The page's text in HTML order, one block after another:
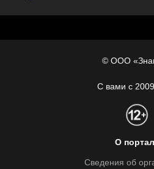
© ООО
С вами с
О
Сведения об